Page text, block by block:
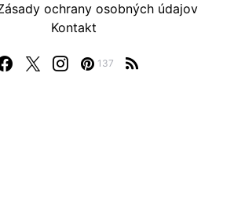
137
ochrany osobných údajov
Kontakt